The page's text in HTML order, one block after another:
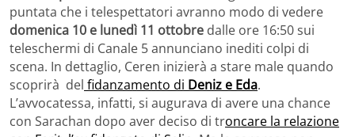
puntata che i telespettatori avranno modo di vedere
domenica 10 e lunedì 11 ottobre dalle ore 16:50 sui
teleschermi di Canale 5 annunciano inediti colpi di
scena. In dettaglio, Ceren inizierà a stare male quando
scoprirà del fidanzamento di Deniz e Eda.
L’avvocatessa, infatti, si augurava di avere una chance
con Sarachan dopo aver deciso di troncare la relazione